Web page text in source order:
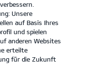
Unsere
auf Basis Ihres
und spielen
anderen Websites
erteilte
für die Zukunft